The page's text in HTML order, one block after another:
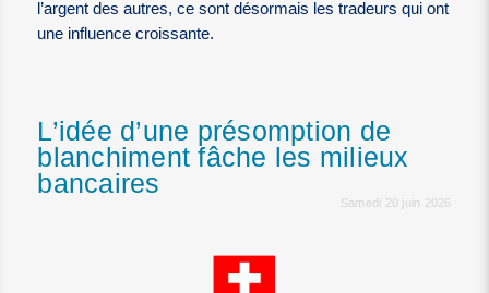
l’argent des autres, ce sont désormais les tradeurs qui ont
une influence croissante.
L’idée d’une présomption de
blanchiment fâche les milieux
bancaires
Samedi 20 juin 2026